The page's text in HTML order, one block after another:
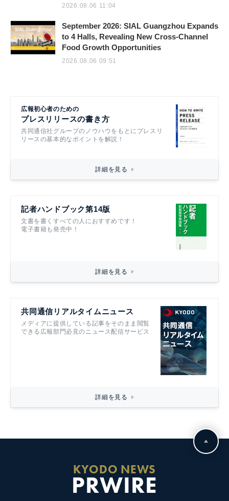
2026.08.06 11:04
September 2026: SIAL Guangzhou Expands
to 4 Halls, Revealing New Cross-Channel
Food Growth Opportunities
2026.08.06 09:51
広報初心者のための
プレスリリースの書き方
共同通信社グループのノウハウをもとにプレスリ
リースの基本的なポイントを解説！
詳細を見る
記者ハンドブック第14版
文書を書くすべての人におすすめです！
電子書籍も発売中！
詳細を見る
共同通信リアルタイムニュース
メディアに提供している記事をそのまま閲覧
できる広報部門必見のニュース配信サービス
詳細を見る
KYODO NEWS
PRWIRE